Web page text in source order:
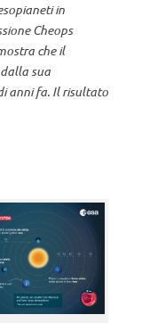
in
Cheops
che il
sua
anni fa. Il risultato